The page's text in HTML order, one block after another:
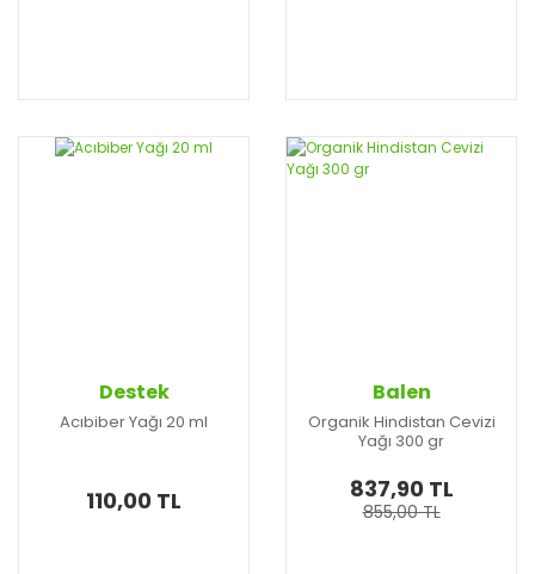
Destek
Acıbiber Yağı 20 ml
110,00 TL
Balen
Organik Hindistan Cevizi
Yağı 300 gr
837,90 TL
855,00 TL